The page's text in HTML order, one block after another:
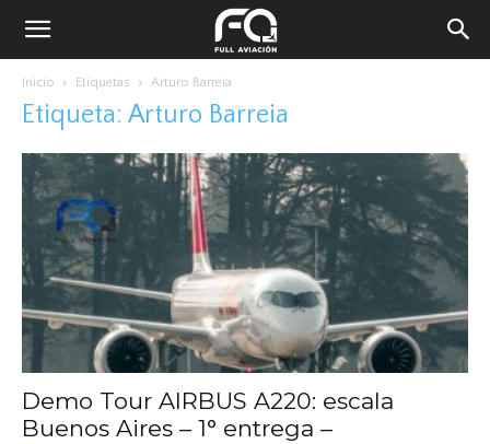
Inicio Etiquetas Arturo Barreia
Etiqueta: Arturo Barreia
Demo Tour AIRBUS A220: escala
Buenos Aires – 1° entrega –